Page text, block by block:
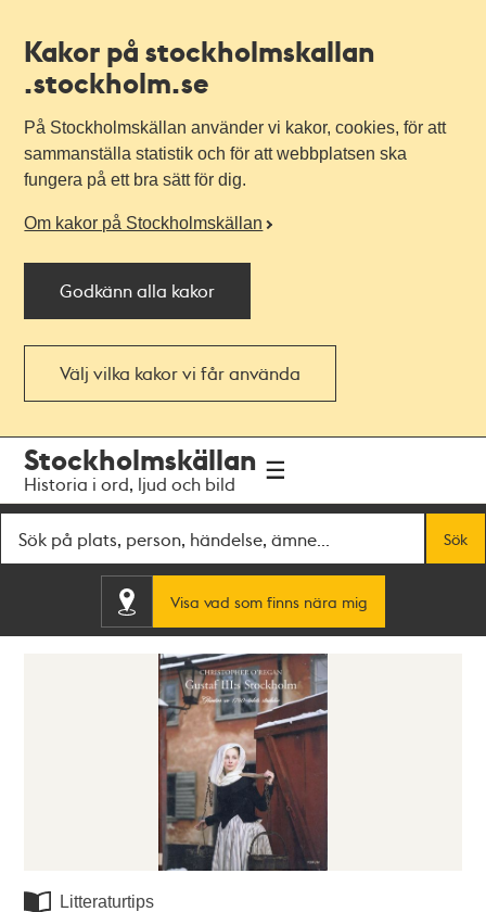
Kakor på stockholmskallan
.stockholm.se
På Stockholmskällan använder vi kakor, cookies, för att
sammanställa statistik och för att webbplatsen ska
fungera på ett bra sätt för dig.
Om kakor på Stockholmskällan
Godkänn alla kakor
Välj vilka kakor vi får använda
navigationen
huvudinnehållet
Stockholmskällan
Historia i ord, ljud och bild
Sök
Visa vad som finns nära mig
Litteraturtips